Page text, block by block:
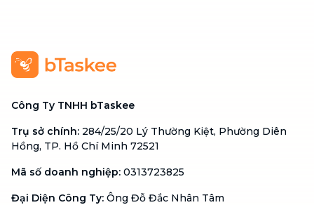
Công Ty TNHH bTaskee
Trụ sở chính: 284/25/20 Lý Thường Kiệt, Phường Diên
Hồng, TP. Hồ Chí Minh 72521
Mã số doanh nghiệp: 0313723825
Đại Diện Công Ty: Ông Đỗ Đắc Nhân Tâm